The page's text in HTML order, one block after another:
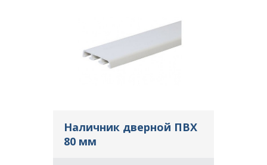
Наличник дверной ПВХ
80 мм